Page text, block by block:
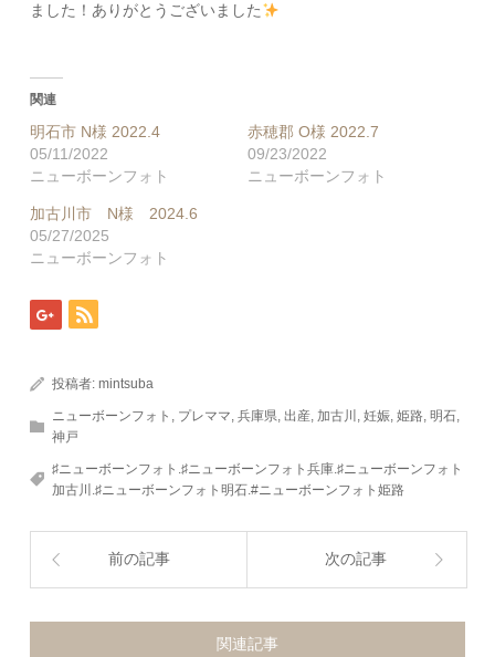
ました！ありがとうございました
関連
明石市 N様 2022.4
05/11/2022
ニューボーンフォト
赤穂郡 O様 2022.7
09/23/2022
ニューボーンフォト
加古川市 N様 2024.6
05/27/2025
ニューボーンフォト
投稿者:mintsuba
ニューボーンフォト , プレママ,兵庫県,出産, 加古川 ,妊娠,姫路,明石,
神戸
♯ニューボーンフォト.♯ニューボーンフォト兵庫.♯ニューボーンフォト
加古川.♯ニューボーンフォト明石.#ニューボーンフォト姫路
前の記事 次の記事
関連記事